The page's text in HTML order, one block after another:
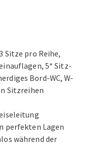
Sitze pro Reihe,
5* Sitz-
Bord-WC, W-
Sitzreihen
perfekten Lagen
während der